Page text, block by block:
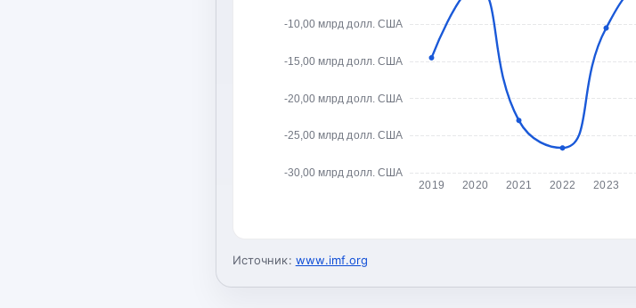
-30,00 млрд долл. США
-25,00 млрд долл. США
-20,00 млрд долл. США
-15,00 млрд долл. США
-10,00 млрд долл. США
2019 2020 2021 2022 2023
Источник: www.imf.org